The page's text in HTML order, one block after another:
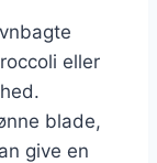
eller
blade,
give en